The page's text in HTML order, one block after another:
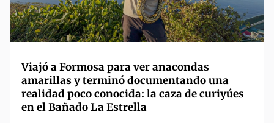
Viajó a Formosa para ver anacondas
amarillas y terminó documentando una
realidad poco conocida: la caza de curiyúes
en el Bañado La Estrella